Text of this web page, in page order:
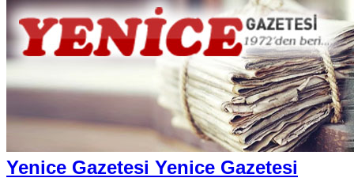
Yenice Gazetesi Yenice Gazetesi